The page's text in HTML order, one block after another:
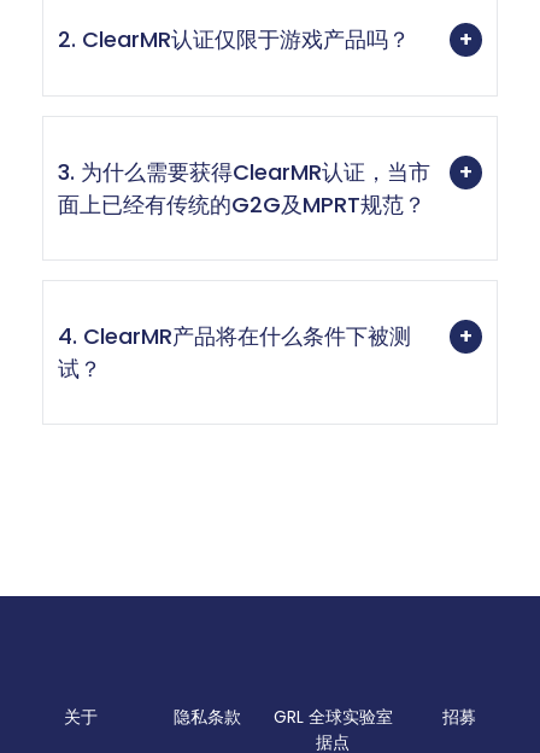
2. ClearMR认证仅限于游戏产品吗？
3. 为什么需要获得ClearMR认证，当市
面上已经有传统的G2G及MPRT规范？
4. ClearMR产品将在什么条件下被测
试？
关于 隐私条款
GRL 全球实验室
据点
招募